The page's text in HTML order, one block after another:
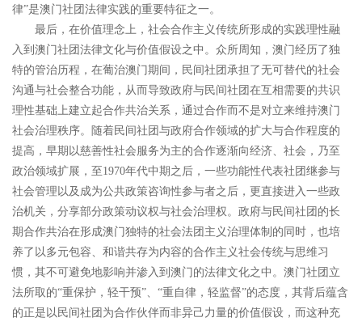
律”是澳门社团法律实践的重要特征之一。
最后，在价值理念上，社会合作主义传统所形成的实践理性融
入到澳门社团法律文化与价值假设之中。众所周知，澳门经历了独
特的管治历程，在葡治澳门期间，民间社团承担了无可替代的社会
沟通与社会整合功能，从而导致政府与民间社团在互相需要的共识
理性基础上建立起合作共治关系，通过合作而不是对立来维持澳门
社会治理秩序。随着民间社团与政府合作领域的扩大与合作程度的
提高，早期以慈善性社会服务为主的合作逐渐向经济、社会，乃至
政治领域扩展，至1970年代中期之后，一些功能性代表社团继参与
社会管理以及成为公共政策咨询性参与者之后，更直接进入一些政
治机关，分享部分政策动议权与社会治理权。政府与民间社团的长
期合作共治在形成澳门独特的社会法团主义治理体制的同时，也培
养了以多元包容、和谐共存为内容的合作主义社会传统与思维习
惯，其不可避免地影响并渗入到澳门的法律文化之中。澳门社团立
法所取的“重保护，轻干预”、 “重自律，轻监督”的态度，其背后蕴含
的正是以民间社团为合作伙伴而非异己力量的价值假设，而这种充